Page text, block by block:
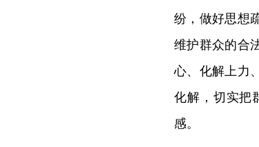
纷，做好思想
维护群众的合
心、化解上力
化解，切实把
感。